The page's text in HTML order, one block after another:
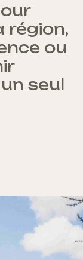
région,
ou
seul